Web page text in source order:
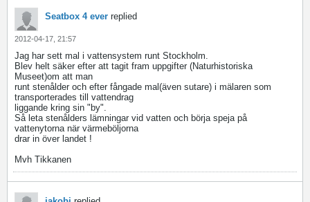
Seatbox 4 ever replied
2012-04-17, 21:57
Jag har sett mal i vattensystem runt Stockholm.
Blev helt säker efter att tagit fram uppgifter (Naturhistoriska
Museet)om att man
runt stenålder och efter fångade mal(även sutare) i mälaren som
transporterades till vattendrag
liggande kring sin "by".
Så leta stenålders lämningar vid vatten och börja speja på
vattenytorna när värmeböljorna
drar in över landet !
Mvh Tikkanen